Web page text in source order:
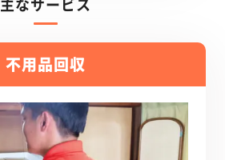
不用品回収